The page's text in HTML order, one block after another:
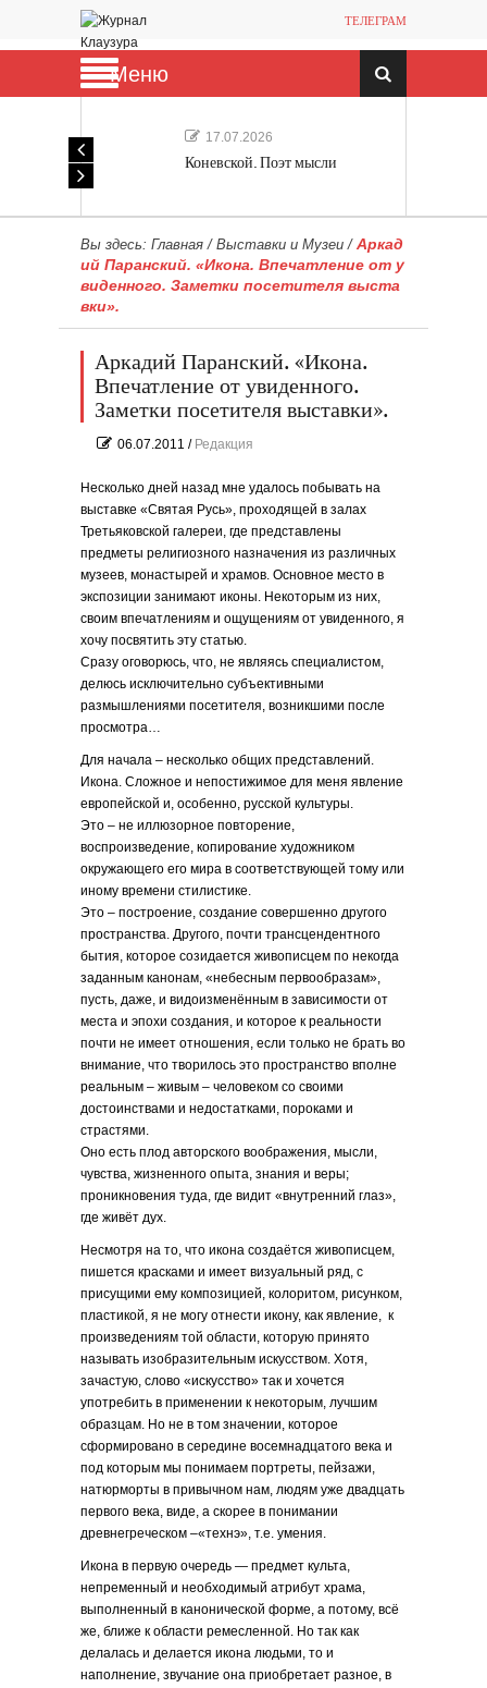
ТЕЛЕГРАМ
Меню
17.07.2026
Коневской. Поэт мысли
Вы здесь: Главная / Выставки и Музеи / Аркад
ий Паранский. «Икона. Впечатление от у
виденного. Заметки посетителя выста
вки».
Аркадий Паранский. «Икона.
Впечатление от увиденного.
Заметки посетителя выставки».
06.07.2011 / Редакция
Несколько дней назад мне удалось побывать на
выставке «Святая Русь», проходящей в залах
Третьяковской галереи, где представлены
предметы религиозного назначения из различных
музеев, монастырей и храмов. Основное место в
экспозиции занимают иконы. Некоторым из них,
своим впечатлениям и ощущениям от увиденного, я
хочу посвятить эту статью.
Сразу оговорюсь, что, не являясь специалистом,
делюсь исключительно субъективными
размышлениями посетителя, возникшими после
просмотра…
Для начала – несколько общих представлений.
Икона. Сложное и непостижимое для меня явление
европейской и, особенно, русской культуры.
Это – не иллюзорное повторение,
воспроизведение, копирование художником
окружающего его мира в соответствующей тому или
иному времени стилистике.
Это – построение, создание совершенно другого
пространства. Другого, почти трансцендентного
бытия, которое созидается живописцем по некогда
заданным канонам, «небесным первообразам»,
пусть, даже, и видоизменённым в зависимости от
места и эпохи создания, и которое к реальности
почти не имеет отношения, если только не брать во
внимание, что творилось это пространство вполне
реальным – живым – человеком со своими
достоинствами и недостатками, пороками и
страстями.
Оно есть плод авторского воображения, мысли,
чувства, жизненного опыта, знания и веры;
проникновения туда, где видит «внутренний глаз»,
где живёт дух.
Несмотря на то, что икона создаётся живописцем,
пишется красками и имеет визуальный ряд, с
присущими ему композицией, колоритом, рисунком,
пластикой, я не могу отнести икону, как явление, к
произведениям той области, которую принято
называть изобразительным искусством. Хотя,
зачастую, слово «искусство» так и хочется
употребить в применении к некоторым, лучшим
образцам. Но не в том значении, которое
сформировано в середине восемнадцатого века и
под которым мы понимаем портреты, пейзажи,
натюрморты в привычном нам, людям уже двадцать
первого века, виде, а скорее в понимании
древнегреческом –«технэ», т.е. умения.
Икона в первую очередь — предмет культа,
непременный и необходимый атрибут храма,
выполненный в канонической форме, а потому, всё
же, ближе к области ремесленной. Но так как
делалась и делается икона людьми, то и
наполнение, звучание она приобретает разное, в